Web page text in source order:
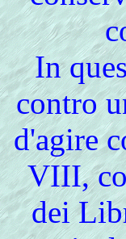
In
contro
d'agire
VIII,
dei